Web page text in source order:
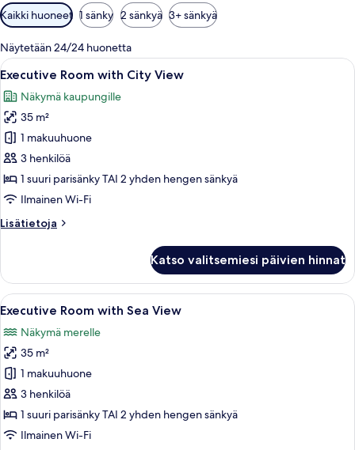
Huoneille
saatavilla
olevia
suodattimia
Kaikki huoneet 1 sänky 2 sänkyä 3+ sänkyä
Näytetään 24/24 huonetta
Avaa
kaikki
huonetyypin
Executive
Room
with
City
View
Hotellihuone, jossa on suuri sänky,
7
Executive Room with City View
Näkymä kaupungille
35 m²
1 makuuhuone
3 henkilöä
1 suuri parisänky TAI 2 yhden hengen sänkyä
Ilmainen Wi-Fi
Lisätietoja
Lisätietoja
with
City
View
Katso valitsemiesi päivien hinnat
Avaa
kaikki
huonetyypin
Executive
Room
with
Sea
View
Hotellihuone, jossa on suuri sänky,
7
Executive Room with Sea View
Näkymä merelle
35 m²
1 makuuhuone
3 henkilöä
1 suuri parisänky TAI 2 yhden hengen sänkyä
Ilmainen Wi-Fi